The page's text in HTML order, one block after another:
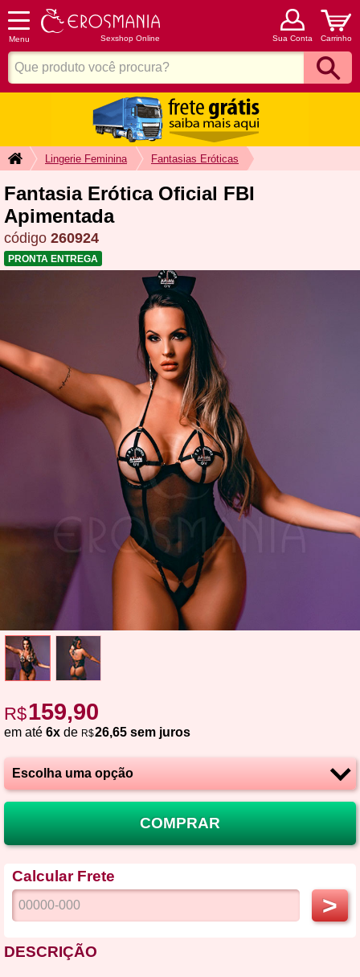
Menu Sexshop Online Sua Conta Carrinho
Lingerie Feminina Fantasias Eróticas
Fantasia Erótica Oficial FBI
Apimentada
código 260924
PRONTA ENTREGA
R$159,90
em até 6x de R$26,65 sem juros
COMPRAR
Calcular Frete
>
DESCRIÇÃO